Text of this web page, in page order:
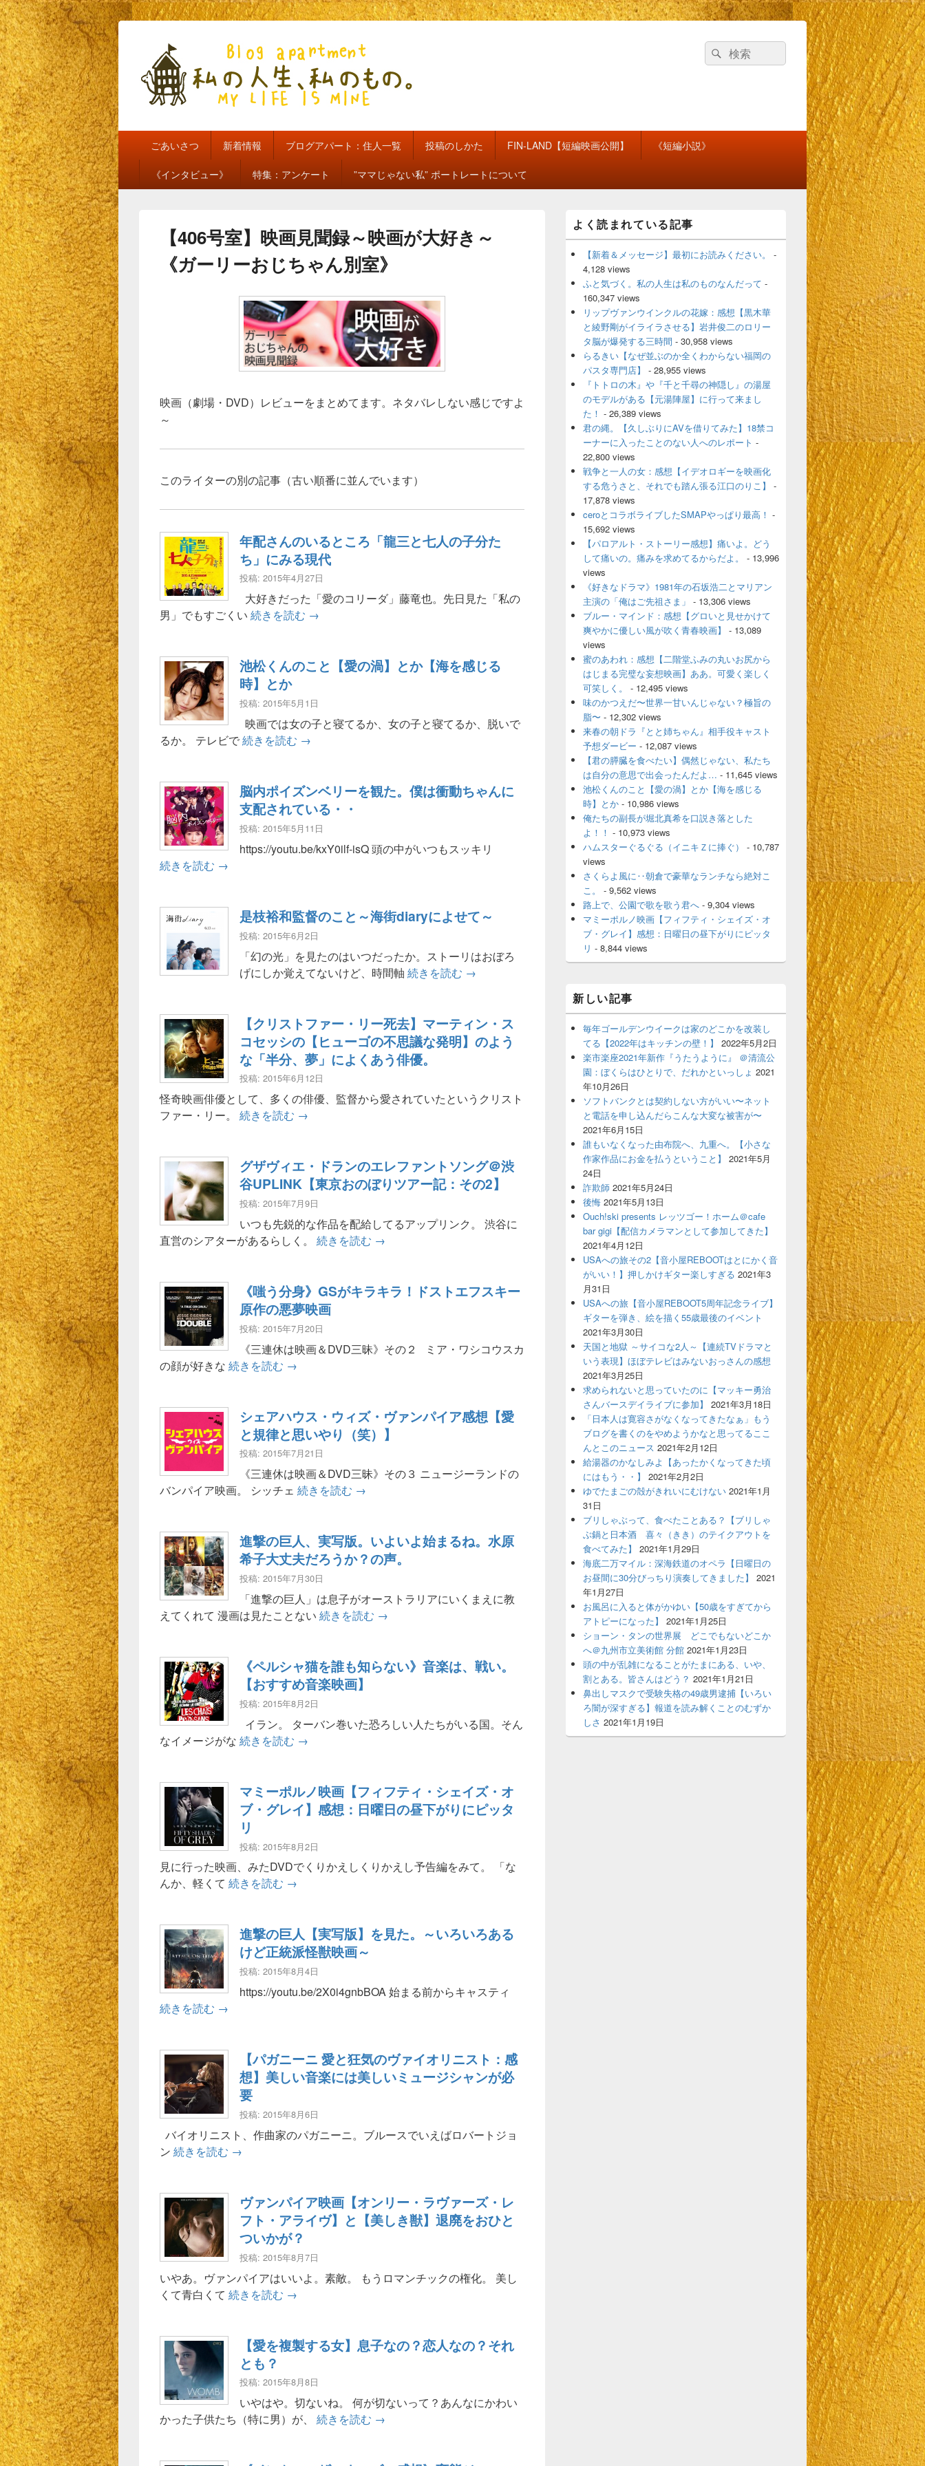
私の人生、私のもの。【新館】
検
索
検
索
メ
イ
ン
メ
ニ
ュ
ー
ごあいさつ 新着情報 ブログアパート：住人一覧 投稿のしかた FIN-LAND【短編映画公開】 《短編小説》
《インタビュー》 特集：アンケート ”ママじゃない私” ポートレートについて
【406号室】映画見聞録～映画が大好き～
《ガーリーおじちゃん別室》
映画（劇場・DVD）レビューをまとめてます。ネタバレしない感じですよ
～
このライターの別の記事（古い順番に並んでいます）
年配さんのいるところ「龍三と七人の子分た
ち」にみる現代
投稿: 2015年4月27日
大好きだった「愛のコリーダ」藤竜也。先日見た「私の
男」でもすごくい 続きを読む 年配さんのいるところ「龍三と七人の子分たち」にみる現代
→
池松くんのこと【愛の渦】とか【海を感じる
時】とか
投稿: 2015年5月1日
映画では女の子と寝てるか、女の子と寝てるか、脱いで
るか。 テレビで続きを読む 池松くんのこと【愛の渦】とか【海を感じる時】とか
→
脳内ポイズンベリーを観た。僕は衝動ちゃんに
支配されている・・
投稿: 2015年5月11日
https://youtu.be/kxY0ilf-isQ 頭の中がいつもスッキリ
続きを読む 脳内ポイズンベリーを観た。僕は衝動ちゃんに支配されている・・
→
是枝裕和監督のこと～海街diaryによせて～
投稿: 2015年6月2日
「幻の光」を見たのはいつだったか。ストーリはおぼろ
げにしか覚えてないけど、時間軸 続きを読む 是枝裕和監督のこと～海街diaryによせて～
→
【クリストファー・リー死去】マーティン・ス
コセッシの【ヒューゴの不思議な発明】のよう
な「半分、夢」によくあう俳優。
投稿: 2015年6月12日
怪奇映画俳優として、多くの俳優、監督から愛されていたというクリスト
ファー・リー。 続きを読む 【クリストファー・リー死去】マーティン・スコセッシの【ヒューゴの不思議な発明】のような「半分、夢」によくあう俳優。
→
グザヴィエ・ドランのエレファントソング＠渋
谷UPLINK【東京おのぼりツアー記：その2】
投稿: 2015年7月9日
いつも先鋭的な作品を配給してるアップリンク。 渋谷に
直営のシアターがあるらしく。 続きを読む グザヴィエ・ドランのエレファントソング＠渋谷UPLINK【東京おのぼりツアー記：その2】
→
《嗤う分身》GSがキラキラ！ドストエフスキー
原作の悪夢映画
投稿: 2015年7月20日
《三連休は映画＆DVD三昧》その２ ミア・ワシコウスカ
の顔が好きな 続きを読む 《嗤う分身》GSがキラキラ！ドストエフスキー原作の悪夢映画
→
シェアハウス・ウィズ・ヴァンパイア感想【愛
と規律と思いやり（笑）】
投稿: 2015年7月21日
《三連休は映画＆DVD三昧》その３ ニュージーランドの
バンパイア映画。 シッチェ 続きを読む シェアハウス・ウィズ・ヴァンパイア感想【愛と規律と思いやり（笑）】
→
進撃の巨人、実写版。いよいよ始まるね。水原
希子大丈夫だろうか？の声。
投稿: 2015年7月30日
「進撃の巨人」は息子がオーストラリアにいくまえに教
えてくれて 漫画は見たことない 続きを読む 進撃の巨人、実写版。いよいよ始まるね。水原希子大丈夫だろうか？の声。
→
《ペルシャ猫を誰も知らない》音楽は、戦い。
【おすすめ音楽映画】
投稿: 2015年8月2日
イラン。 ターバン巻いた恐ろしい人たちがいる国。そん
なイメージがな 続きを読む 《ペルシャ猫を誰も知らない》音楽は、戦い。【おすすめ音楽映画】
→
マミーポルノ映画【フィフティ・シェイズ・オ
ブ・グレイ】感想：日曜日の昼下がりにピッタ
リ
投稿: 2015年8月2日
見に行った映画、みたDVDでくりかえしくりかえし予告編をみて。 「な
んか、軽くて 続きを読む マミーポルノ映画【フィフティ・シェイズ・オブ・グレイ】感想：日曜日の昼下がりにピッタリ
→
進撃の巨人【実写版】を見た。～いろいろある
けど正統派怪獣映画～
投稿: 2015年8月4日
https://youtu.be/2X0i4gnbBOA 始まる前からキャスティ
続きを読む 進撃の巨人【実写版】を見た。～いろいろあるけど正統派怪獣映画～
→
【パガニーニ 愛と狂気のヴァイオリニスト：感
想】美しい音楽には美しいミュージシャンが必
要
投稿: 2015年8月6日
バイオリニスト、作曲家のパガニーニ。ブルースでいえばロバートジョ
ン 続きを読む 【パガニーニ 愛と狂気のヴァイオリニスト：感想】美しい音楽には美しいミュージシャンが必要
→
ヴァンパイア映画【オンリー・ラヴァーズ・レ
フト・アライヴ】と【美しき獣】退廃をおひと
ついかが？
投稿: 2015年8月7日
いやあ。ヴァンパイアはいいよ。素敵。 もうロマンチックの権化。 美し
くて青白くて 続きを読む ヴァンパイア映画【オンリー・ラヴァーズ・レフト・アライヴ】と【美しき獣】退廃をおひとついかが？
→
【愛を複製する女】息子なの？恋人なの？それ
とも？
投稿: 2015年8月8日
いやはや。切ないね。 何が切ないって？あんなにかわい
かった子供たち（特に男）が、 続きを読む 【愛を複製する女】息子なの？恋人なの？それとも？
→
ン
サ
バ
ウ
ェ
エ
よく読まれている記事
【新着＆メッセージ】最初にお読みください。
-
4,128 views
ふと気づく。私の人生は私のものなんだって -
160,347 views
リップヴァンウインクルの花嫁：感想【黒木華
と綾野剛がイライラさせる】岩井俊二のロリー
タ脳が爆発する三時間 - 30,958 views
らるきい【なぜ並ぶのか全くわからない福岡の
パスタ専門店】
- 28,955 views
『トトロの木』や『千と千尋の神隠し』の湯屋
のモデルがある【元湯陣屋】に行って来まし
た！ - 26,389 views
君の縄。【久しぶりにAVを借りてみた】18禁コ
ーナーに入ったことのない人へのレポート -
22,800 views
戦争と一人の女：感想【イデオロギーを映画化
する危うさと、それでも踏ん張る江口のりこ】
-
17,878 views
ceroとコラボライブしたSMAPやっぱり最高！ -
15,692 views
【パロアルト・ストーリー感想】痛いよ。どう
して痛いの。痛みを求めてるからだよ。
- 13,996
views
《好きなドラマ》1981年の石坂浩二とマリアン
主演の「俺はご先祖さま」 - 13,306 views
ブルー・マインド：感想【グロいと見せかけて
爽やかに優しい風が吹く青春映画】
- 13,089
views
蜜のあわれ：感想【二階堂ふみの丸いお尻から
はじまる完璧な妄想映画】ああ。可愛く楽しく
可笑しく。
- 12,495 views
味のかつえだ〜世界一甘いんじゃない？極旨の
脂〜 - 12,302 views
来春の朝ドラ『とと姉ちゃん』相手役キャスト
予想ダービー - 12,087 views
【君の膵臓を食べたい】偶然じゃない、私たち
は自分の意思で出会ったんだよ… - 11,645 views
池松くんのこと【愛の渦】とか【海を感じる
時】とか - 10,986 views
俺たちの副長が堀北真希を口説き落とした
よ！！ - 10,973 views
ハムスターぐるぐる（イニキＺに捧ぐ）
- 10,787
views
さくらよ風に‥朝倉で豪華なランチなら絶対こ
こ。
- 9,562 views
路上で、公園で歌を歌う君へ - 9,304 views
マミーポルノ映画【フィフティ・シェイズ・オ
ブ・グレイ】感想：日曜日の昼下がりにピッタ
リ - 8,844 views
新しい記事
毎年ゴールデンウイークは家のどこかを改装し
てる【2022年はキッチンの壁！】
2022年5月2日
楽市楽座2021年新作『うたうように』 ＠清流公
園：ぼくらはひとりで、だれかといっしょ 2021
年10月26日
ソフトバンクとは契約しない方がいい〜ネット
と電話を申し込んだらこんな大変な被害が〜
2021年6月15日
誰もいなくなった由布院へ、九重へ。【小さな
作家作品にお金を払うということ】
2021年5月
24日
詐欺師 2021年5月24日
後悔 2021年5月13日
Ouch!ski presents レッツゴー！ホーム＠cafe
bar gigi【配信カメラマンとして参加してきた】
2021年4月12日
USAへの旅その2【音小屋REBOOTはとにかく音
がいい！】押しかけギター楽しすぎる 2021年3
月31日
USAへの旅【音小屋REBOOT5周年記念ライブ】
ギターを弾き、絵を描く55歳最後のイベント
2021年3月30日
天国と地獄 ～サイコな2人～【連続TVドラマと
いう表現】ほぼテレビはみないおっさんの感想
2021年3月25日
求められないと思っていたのに【マッキー勇治
さんバースデイライブに参加】
2021年3月18日
「日本人は寛容さがなくなってきたなぁ」もう
ブログを書くのをやめようかなと思ってるここ
んとこのニュース 2021年2月12日
給湯器のかなしみよ【あったかくなってきた頃
にはもう・・】
2021年2月2日
ゆでたまごの殻がきれいにむけない 2021年1月
31日
ブリしゃぶって、食べたことある？【ブリしゃ
ぶ鍋と日本酒 喜々（きき）のテイクアウトを
食べてみた】
2021年1月29日
海底二万マイル：深海鉄道のオペラ【日曜日の
お昼間に30分びっちり演奏してきました】
2021
年1月27日
お風呂に入ると体がかゆい【50歳をすぎてから
アトピーになった】
2021年1月25日
ショーン・タンの世界展 どこでもないどこか
へ＠九州市立美術館 分館 2021年1月23日
頭の中が乱雑になることがたまにある、いや、
割とある。皆さんはどう？ 2021年1月21日
鼻出しマスクで受験失格の49歳男逮捕【いろい
ろ闇が深すぎる】報道を読み解くことのむずか
しさ 2021年1月19日